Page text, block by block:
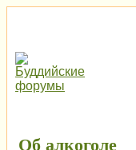
Об алкоголе